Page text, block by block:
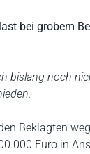
bei grobem
bislang noch
Beklagten
Euro in